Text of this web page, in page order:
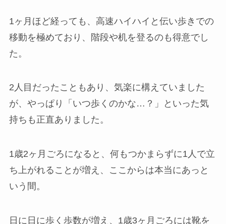
1ヶ月ほど経っても、高速ハイハイと伝い歩きでの
移動を極めており、階段や机を登るのも得意でし
た。
2人目だったこともあり、気楽に構えていました
が、やっぱり「いつ歩くのかな…？」といった気
持ちも正直ありました。
1歳2ヶ月ごろになると、何もつかまらずに1人で立
ち上がれることが増え、ここからは本当にあっと
いう間。
日に日に歩く歩数が増え、1歳3ヶ月ごろには靴を